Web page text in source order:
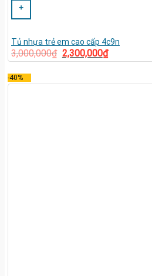
+
Tủ nhựa trẻ em cao cấp 4c9n
3,000,000₫ 2,300,000₫
-40%